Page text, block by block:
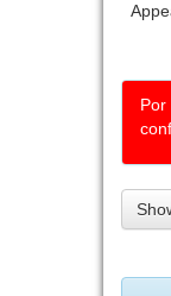
Por